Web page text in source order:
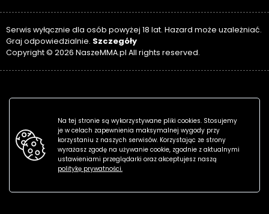
Serwis wyłącznie dla osób powyżej 18 lat. Hazard może uzależniać.
Graj odpowiedzialnie. Szczegóły
Copyright © 2026 NaszeMMA.pl All rights reserved.
Na tej stronie są wykorzystywane pliki cookies. Stosujemy
je w celach zapewnienia maksymalnej wygody przy
korzystaniu z naszych serwisów. Korzystając ze strony
wyrażasz zgodę na używanie cookie, zgodnie z aktualnymi
ustawieniami przeglądarki oraz akceptujesz naszą
politykę prywatności.